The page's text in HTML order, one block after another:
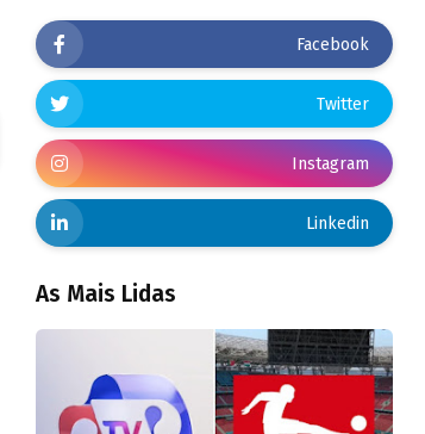
Facebook
Twitter
Instagram
Linkedin
As Mais Lidas